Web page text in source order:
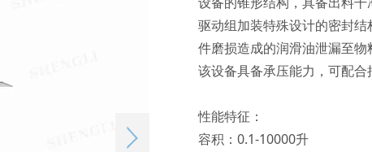
驱动组加装特殊设计的密封
件磨损造成的润滑油泄漏至物
该设备具备承压能力，可配合
性能特征：
容积：0.1-10000升